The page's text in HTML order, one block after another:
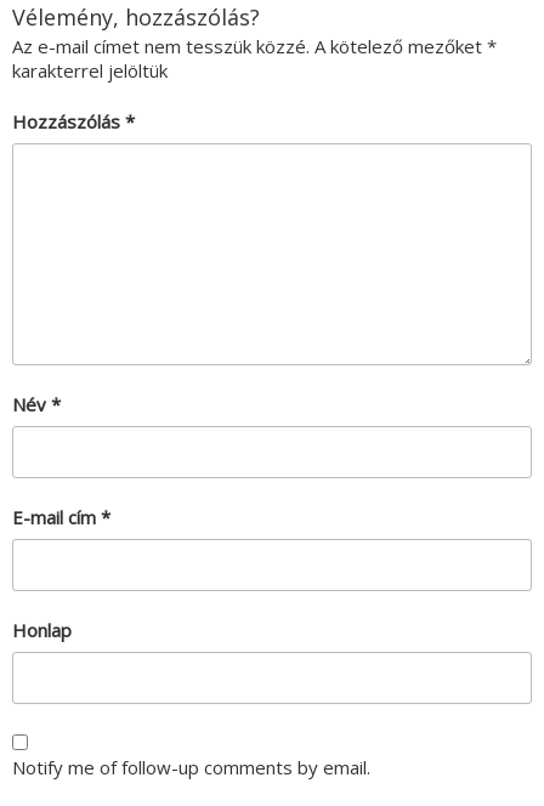
Vélemény, hozzászólás?
Az e-mail címet nem tesszük közzé. A kötelező mezőket *
karakterrel jelöltük
Hozzászólás *
Név *
E-mail cím *
Honlap
Notify me of follow-up comments by email.